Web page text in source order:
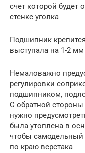
счет которой
стенке уголка
Подшипник
выступала на 1-2 мм
Немаловажно
регулировки
подшипником,
С обратной
нужно
была утоплена в
чтобы самодельный
по краю верстака